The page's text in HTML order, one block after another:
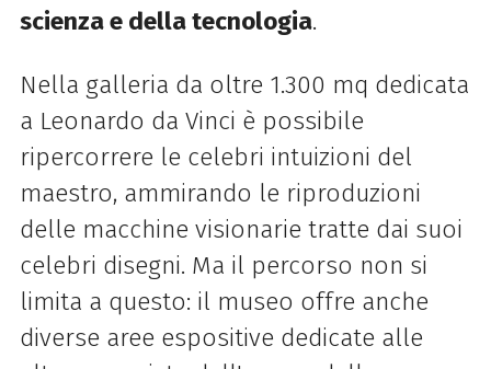
scienza e della tecnologia.
Nella galleria da oltre 1.300 mq dedicata
a Leonardo da Vinci è possibile
ripercorrere le celebri intuizioni del
maestro, ammirando le riproduzioni
delle macchine visionarie tratte dai suoi
celebri disegni. Ma il percorso non si
limita a questo: il museo offre anche
diverse aree espositive dedicate alle